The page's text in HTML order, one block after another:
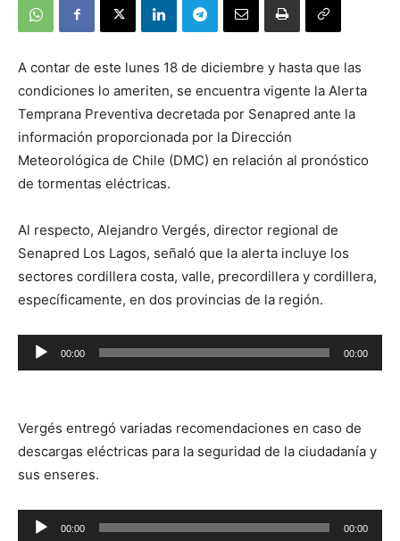
A contar de este lunes 18 de diciembre y hasta que las
condiciones lo ameriten, se encuentra vigente la Alerta
Temprana Preventiva decretada por Senapred ante la
información proporcionada por la Dirección
Meteorológica de Chile (DMC) en relación al pronóstico
de tormentas eléctricas.
Al respecto, Alejandro Vergés, director regional de
Senapred Los Lagos, señaló que la alerta incluye los
sectores cordillera costa, valle, precordillera y cordillera,
específicamente, en dos provincias de la región.
Reproductor
de
00:00 00:00
Vergés entregó variadas recomendaciones en caso de
descargas eléctricas para la seguridad de la ciudadanía y
sus enseres.
Reproductor
00:00 00:00